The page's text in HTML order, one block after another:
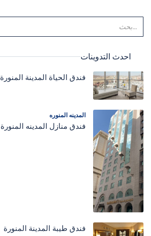
احدث التدوينات
فندق الحياة المدينة المنورة
المدينه المنوره
فندق منازل المدينه المنورة
فندق طيبة المدينة المنورة